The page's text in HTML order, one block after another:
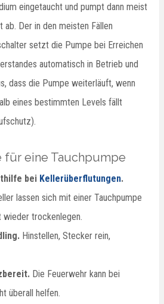
eingetaucht und pumpt dann meist
Der in den meisten Fällen
setzt die Pumpe bei Erreichen
automatisch in Betrieb und
dass die Pumpe weiterläuft, wenn
eines bestimmten Levels fällt
eine Tauchpumpe
bei Kellerüberflutungen.
lassen sich mit einer Tauchpumpe
trockenlegen.
Hinstellen, Stecker rein,
Die Feuerwehr kann bei
überall helfen.